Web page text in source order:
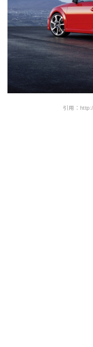
引用：